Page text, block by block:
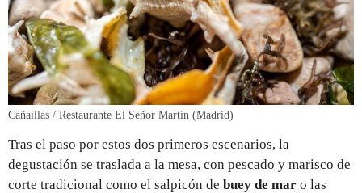
Cañaíllas / Restaurante El Señor Martín (Madrid)
Tras el paso por estos dos primeros escenarios, la
degustación se traslada a la mesa, con pescado y marisco de
corte tradicional como el salpicón de buey de mar o las